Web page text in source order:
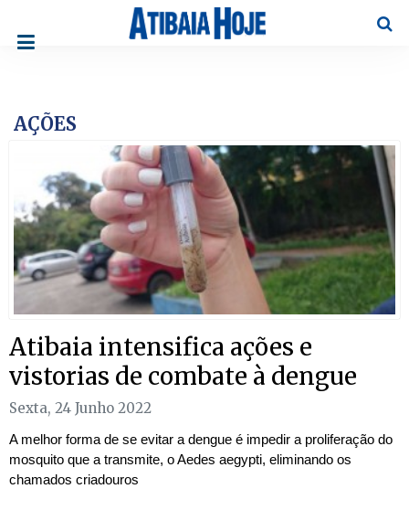
AÇÕES
Atibaia intensifica ações e
vistorias de combate à dengue
Sexta, 24 Junho 2022
A melhor forma de se evitar a dengue é impedir a proliferação do
mosquito que a transmite, o Aedes aegypti, eliminando os
chamados criadouros